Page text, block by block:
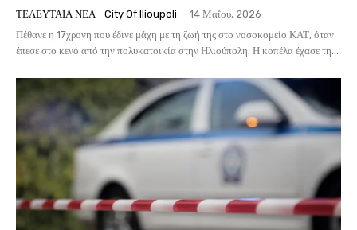
ΤΕΛΕΥΤΑΊΑ ΝΈΑ City Of Ilioupoli - 14 Μαΐου, 2026
Πέθανε η 17χρονη που έδινε μάχη με τη ζωή της στο νοσοκομείο ΚΑΤ, όταν
έπεσε στο κενό από την πολυκατοικία στην Ηλιούπολη. Η κοπέλα έχασε τη...